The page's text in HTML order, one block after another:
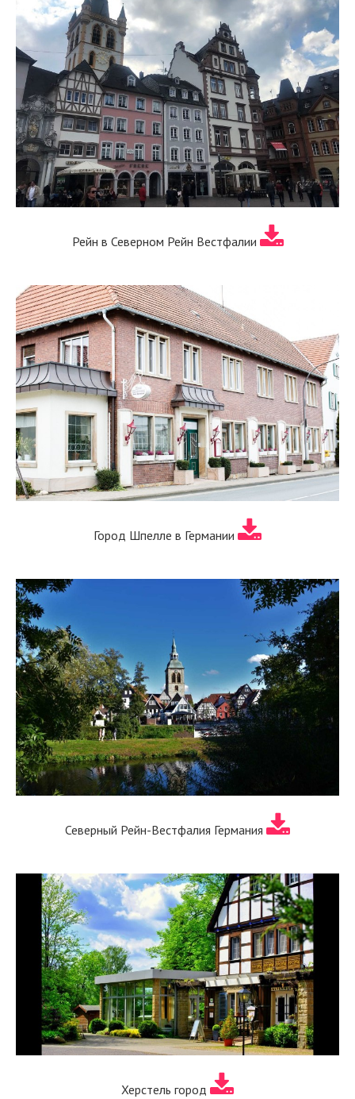
Рейн в Северном Рейн Вестфалии
Город Шпелле в Германии
Северный Рейн-Вестфалия Германия
Херстель город